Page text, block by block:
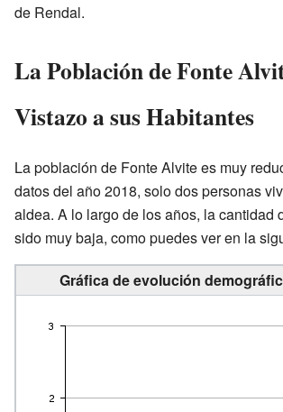
de Rendal.
La Población de Fonte
Vistazo a sus Habitantes
La población de Fonte Alvite es muy
datos del año 2018, solo dos personas
aldea. A lo largo de los años, la cantidad
sido muy baja, como puedes ver en la
Gráfica de evolución